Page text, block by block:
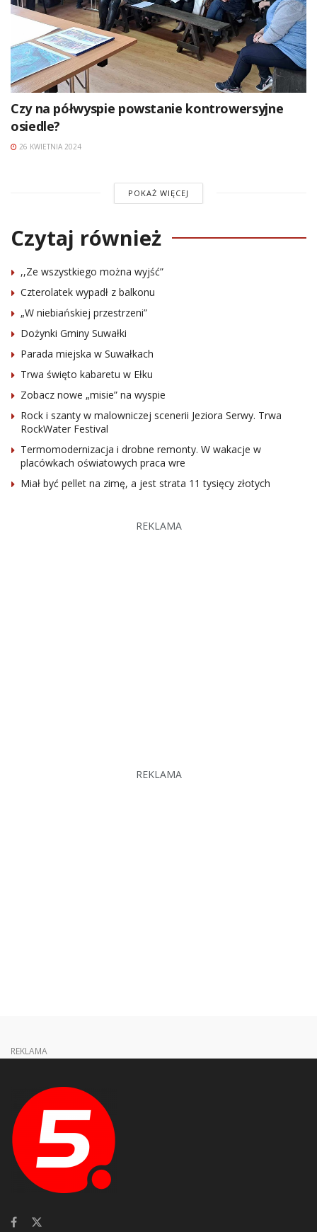
Czy na półwyspie powstanie kontrowersyjne
osiedle?
26 KWIETNIA 2024
POKAŻ WIĘCEJ
Czytaj również
,,Ze wszystkiego można wyjść”
Czterolatek wypadł z balkonu
„W niebiańskiej przestrzeni”
Dożynki Gminy Suwałki
Parada miejska w Suwałkach
Trwa święto kabaretu w Ełku
Zobacz nowe „misie” na wyspie
Rock i szanty w malowniczej scenerii Jeziora Serwy. Trwa
RockWater Festival
Termomodernizacja i drobne remonty. W wakacje w
placówkach oświatowych praca wre
Miał być pellet na zimę, a jest strata 11 tysięcy złotych
REKLAMA
REKLAMA
REKLAMA